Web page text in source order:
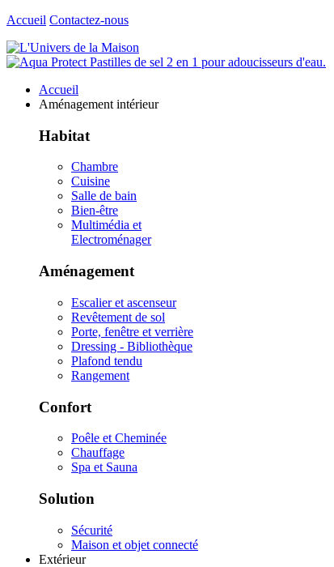
Accueil Contactez-nous
Accueil
Aménagement intérieur
Habitat
Chambre
Cuisine
Salle de bain
Bien-être
Multimédia et
Electroménager
Aménagement
Escalier et ascenseur
Revêtement de sol
Porte, fenêtre et verrière
Dressing - Bibliothèque
Plafond tendu
Rangement
Confort
Poêle et Cheminée
Chauffage
Spa et Sauna
Solution
Sécurité
Maison et objet connecté
Extérieur